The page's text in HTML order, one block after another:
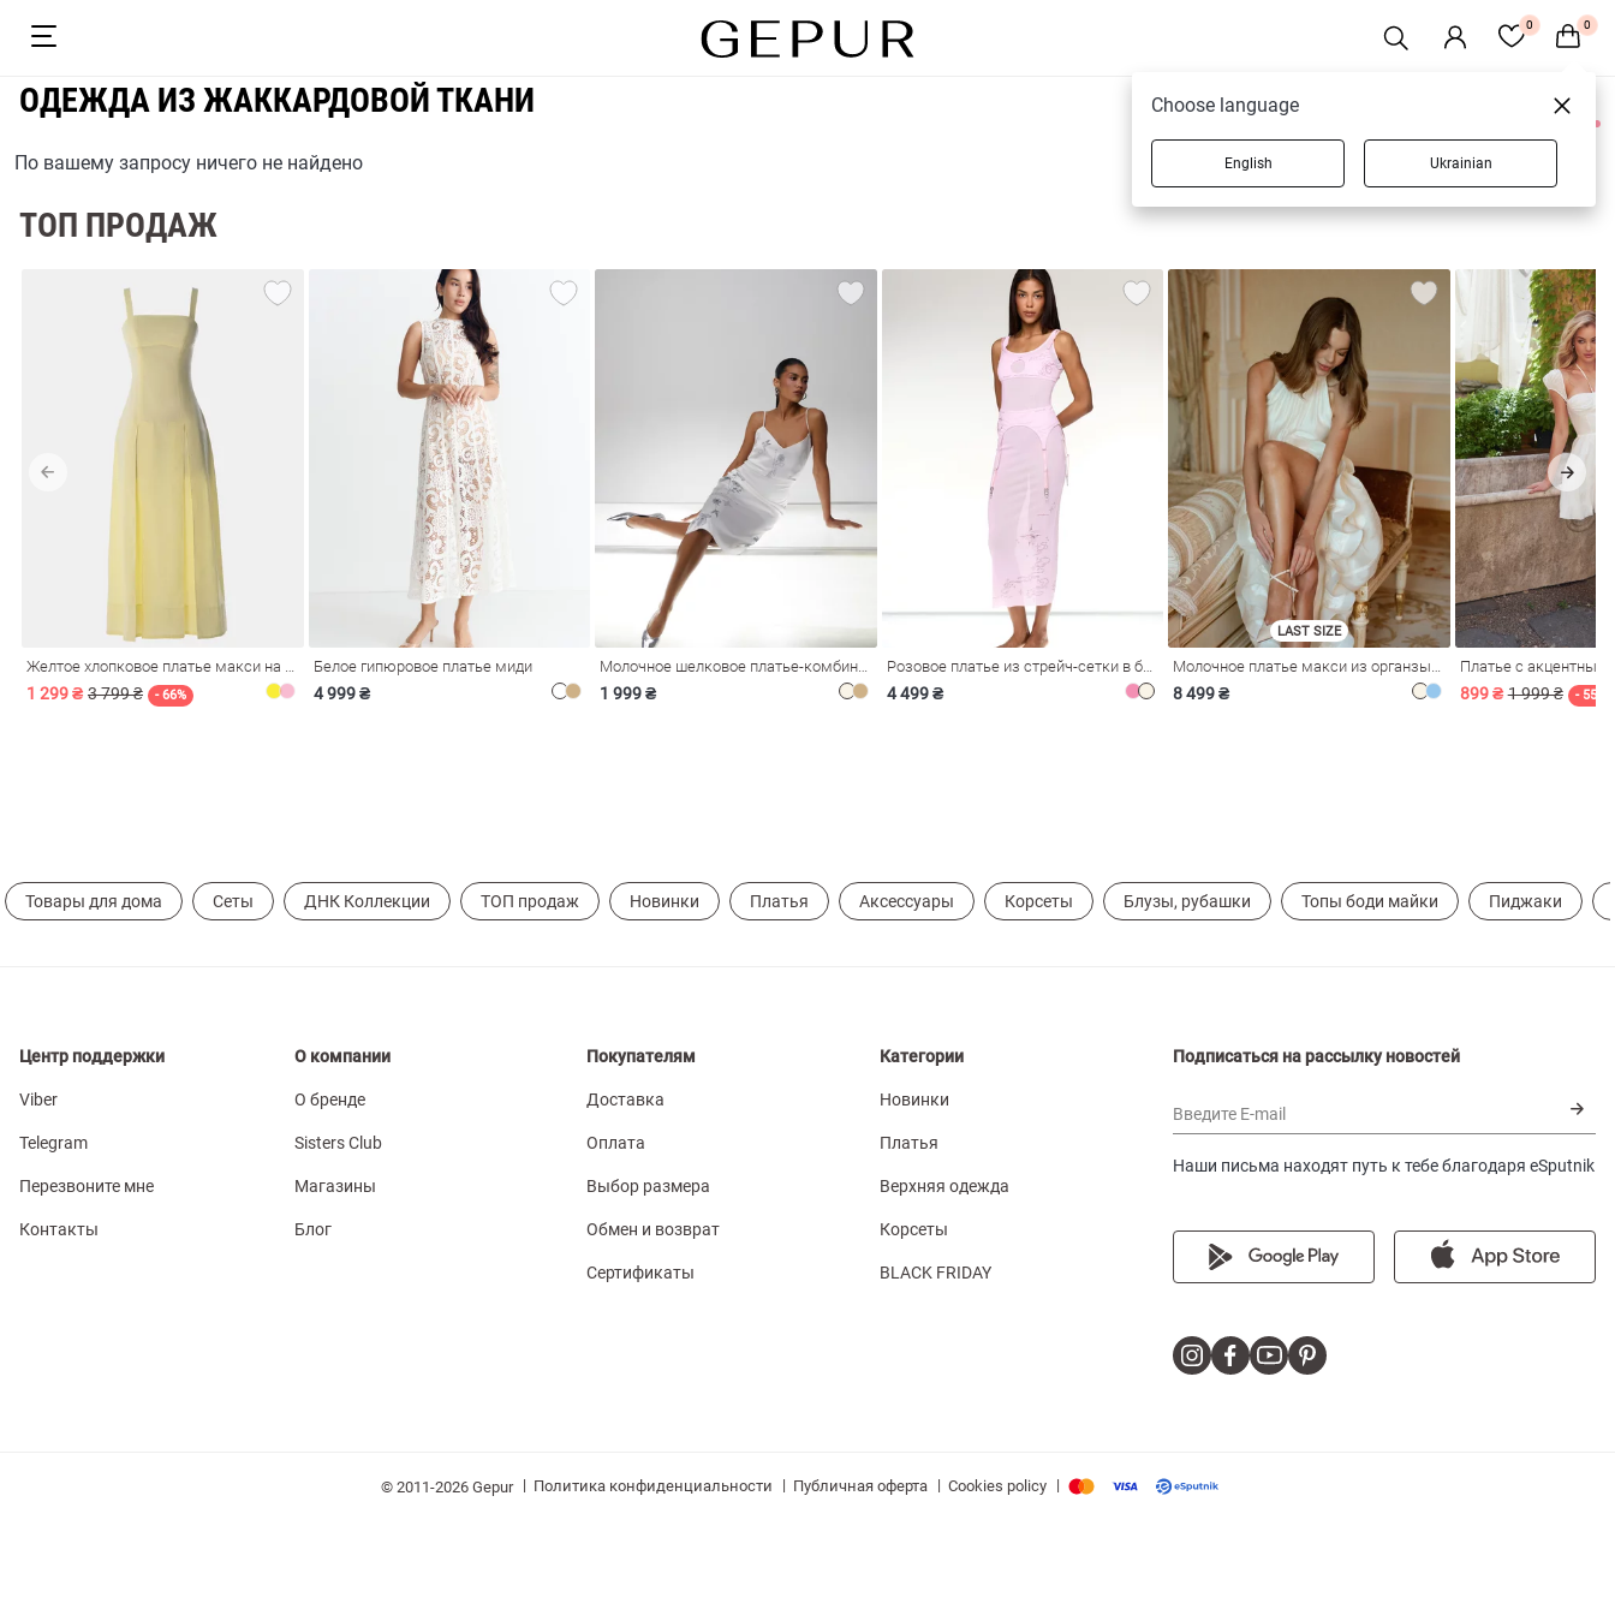
0 0
ОДЕЖДА ИЗ ЖАККАРДОВОЙ ТКАНИ
0 товаров
По вашему запросу ничего не найдено
ТОП ПРОДАЖ
1 299 ₴ 3 799 ₴ - 66%
Белое гипюровое платье миди
4 999 ₴ 1 999 ₴
Розовое платье из стрейч-сетки в бельевом стиле
4 499 ₴
LAST SIZE
8 499 ₴
Платье с
899 ₴ 1 999 ₴ - 55%
Товары для дома Сеты ДНК Коллекции ТОП продаж Новинки Платья Аксессуары Корсеты Блузы, рубашки Топы боди майки Пиджаки
Центр поддержки
Viber
Telegram
Перезвоните мне
Контакты
О компании
О бренде
Sisters Club
Магазины
Блог
Покупателям
Доставка
Оплата
Выбор размера
Обмен и возврат
Сертификаты
Категории
Новинки
Платья
Верхняя одежда
Корсеты
BLACK FRIDAY
Подписаться на рассылку новостей
Введите E-mail
Наши письма находят путь к тебе благодаря eSputnik
© 2011-2026 Gepur | Политика конфиденциальности | Публичная оферта | Cookies policy |
Choose language
English Ukrainian